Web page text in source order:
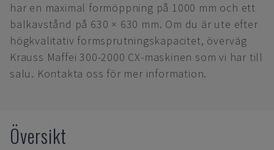
har en maximal formöppning på 1000 mm och ett
balkavstånd på 630 × 630 mm. Om du är ute efter
högkvalitativ formsprutningskapacitet, överväg
Krauss Maffei 300-2000 CX-maskinen som vi har till
salu. Kontakta oss för mer information.
Översikt